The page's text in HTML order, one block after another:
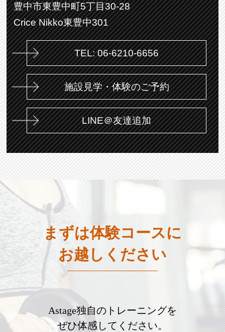
豊中市東豊中町5丁目30-28
Crice Nikko東豊中301
TEL: 06-6210-6656
施設見学・体験のご予約
LINE＠友達追加
まずは体験コースに
お越しください
Astage独自のトレーニングを
ぜひ体感してください。